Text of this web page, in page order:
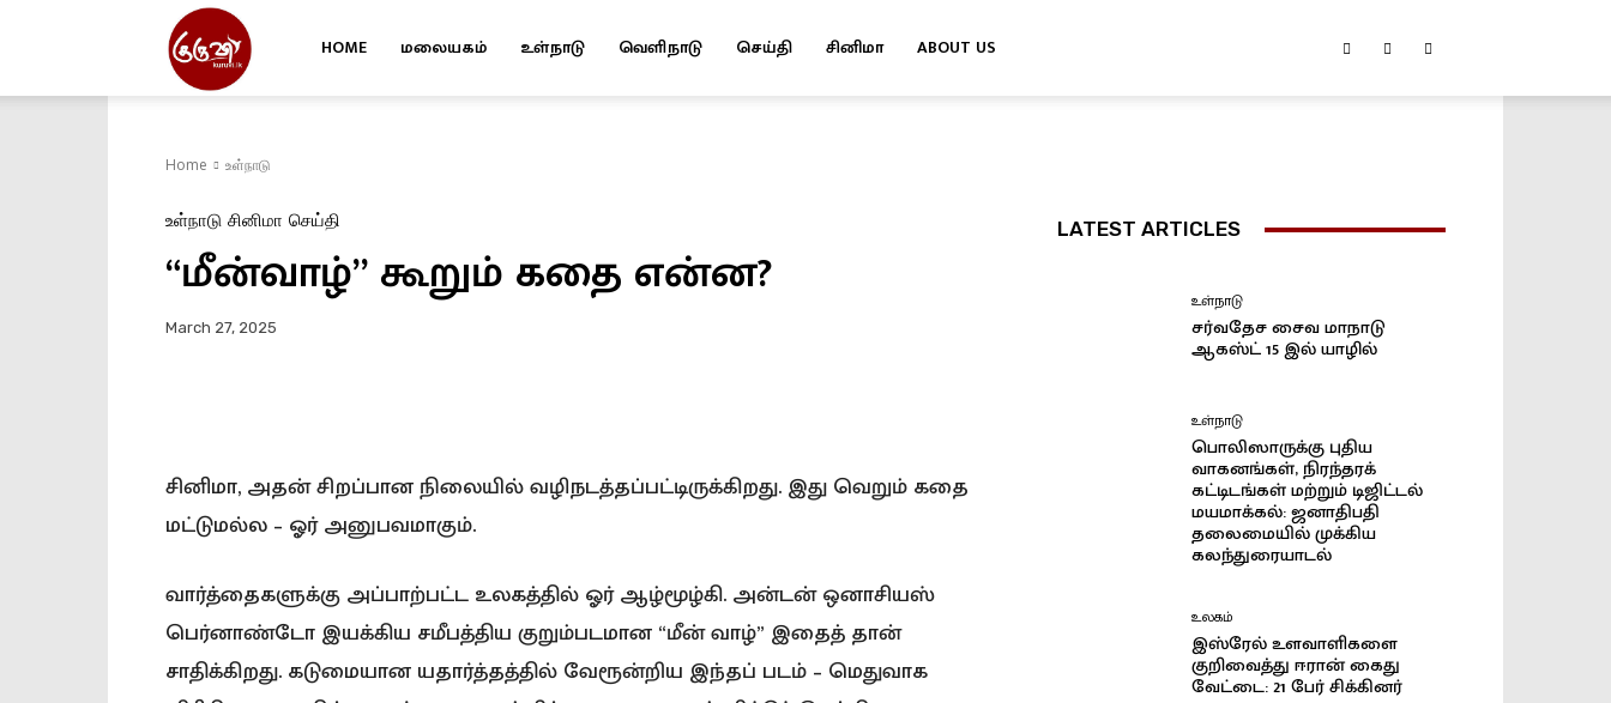
HOME மலையகம் உள்நாடு வெளிநாடு செய்தி சினிமா ABOUT US
Home உள்நாடு
உள்நாடு சினிமா செய்தி
“மீன்வாழ்” கூறும் கதை என்ன?
March 27, 2025
சினிமா, அதன் சிறப்பான நிலையில் வழிநடத்தப்பட்டிருக்கிறது. இது வெறும் கதை
மட்டுமல்ல – ஓர் அனுபவமாகும்.
வார்த்தைகளுக்கு அப்பாற்பட்ட உலகத்தில் ஓர் ஆழ்மூழ்கி. அன்டன் ஒனாசியஸ்
பெர்னாண்டோ இயக்கிய சமீபத்திய குறும்படமான “மீன் வாழ்” இதைத் தான்
சாதிக்கிறது. கடுமையான யதார்த்தத்தில் வேரூன்றிய இந்தப் படம் – மெதுவாக
LATEST ARTICLES
உள்நாடு
சர்வதேச சைவ மாநாடு
ஆகஸ்ட் 15 இல் யாழில்
உள்நாடு
பொலிஸாருக்கு புதிய
வாகனங்கள், நிரந்தரக்
கட்டிடங்கள் மற்றும் டிஜிட்டல்
மயமாக்கல்: ஜனாதிபதி
தலைமையில் முக்கிய
கலந்துரையாடல்
உலகம்
இஸ்ரேல் உளவாளிகளை
குறிவைத்து ஈரான் கைது
வேட்டை: 21 பேர் சிக்கினர்